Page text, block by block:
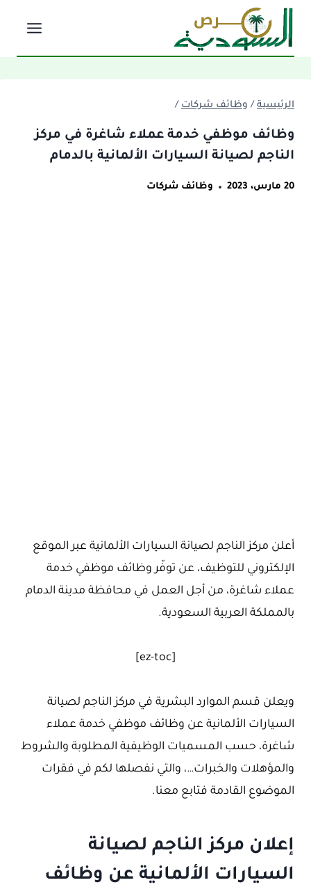
التجاوز
المحتوى
الرئيسية / وظائف شركات /
وظائف موظفي خدمة عملاء شاغرة في مركز
الناجم لصيانة السيارات الألمانية بالدمام
20 مارس، 2023 وظائف شركات
أعلن مركز الناجم لصيانة السيارات الألمانية عبر الموقع
الإلكتروني للتوظيف، عن توفّر وظائف موظفي خدمة
عملاء شاغرة، من أجل العمل في محافظة مدينة الدمام
بالمملكة العربية السعودية.
[ez-toc]
ويعلن قسم الموارد البشرية في مركز الناجم لصيانة
السيارات الألمانية عن وظائف موظفي خدمة عملاء
شاغرة، حسب المسميات الوظيفية المطلوبة والشروط
والمؤهلات والخبرات…، والتي نفصلها لكم في فقرات
الموضوع القادمة فتابع معنا.
إعلان مركز الناجم لصيانة
السيارات الألمانية عن وظائف